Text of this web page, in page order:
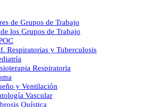
de Grupos de Trabajo
los Grupos de Trabajo
Respiratorias y Tuberculosis
Respiratoria
y Ventilación
Vascular
Quística